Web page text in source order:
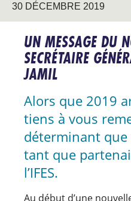
30 DÉCEMBRE 2019
UN MESSAGE DU
SECRÉTAIRE
JAMIL
Alors que 2019
tiens à vous
déterminant que
tant que
l’IFES.
Au début d’une